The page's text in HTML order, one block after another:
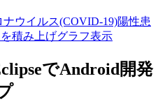
ナウイルス(COVID-19)陽性患
積み上げグラフ表示
でAndroid開発